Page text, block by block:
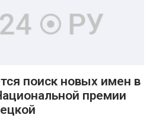
поиск новых имен в
премии